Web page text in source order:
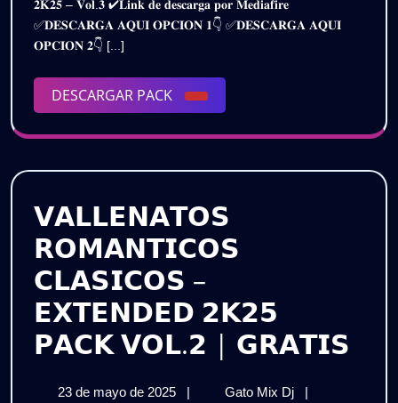
–
VOL.3
|
Gratis
VOL.3
𝟐𝐊𝟐𝟓 – 𝐕𝐨𝐥.𝟑 ✔𝐋𝐢𝐧𝐤 𝐝𝐞 𝐝𝐞𝐬𝐜𝐚𝐫𝐠𝐚 𝐩𝐨𝐫 𝐌𝐞𝐝𝐢𝐚𝐟𝐢𝐫𝐞
✅𝐃𝐄𝐒𝐂𝐀𝐑𝐆𝐀 𝐀𝐐𝐔𝐈 𝐎𝐏𝐂𝐈𝐎𝐍 𝟏👇 ✅𝐃𝐄𝐒𝐂𝐀𝐑𝐆𝐀 𝐀𝐐𝐔𝐈
𝐎𝐏𝐂𝐈𝐎𝐍 𝟐👇 [...]
DESCARGAR PACK
DESCARGAR
PACK
𝗩𝗔𝗟𝗟𝗘𝗡𝗔𝗧𝗢𝗦
𝗥𝗢𝗠𝗔𝗡𝗧𝗜𝗖𝗢𝗦
𝗖𝗟𝗔𝗦𝗜𝗖𝗢𝗦 –
𝗘𝗫𝗧𝗘𝗡𝗗𝗘𝗗 𝟮𝗞𝟮𝟱
𝗣𝗔𝗖𝗞 𝗩𝗢𝗟.𝟮 | 𝗚𝗥𝗔𝗧𝗜𝗦
23 de mayo de 2025
23| Gato Mix Dj
𝗩𝗔𝗟𝗟𝗘𝗡𝗔𝗧𝗢𝗦
|